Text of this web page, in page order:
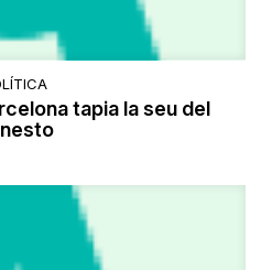
tapia la seu del